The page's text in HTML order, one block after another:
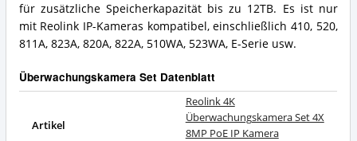
für zusätzliche Speicherkapazität bis zu 12TB. Es ist nur
mit Reolink IP-Kameras kompatibel, einschließlich 410, 520,
811A, 823A, 820A, 822A, 510WA, 523WA, E-Serie usw.
Überwachungskamera Set Datenblatt
Artikel
Reolink 4K
Überwachungskamera Set 4X
8MP PoE IP Kamera